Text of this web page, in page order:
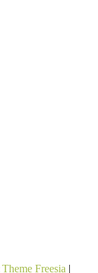
Theme Freesia |